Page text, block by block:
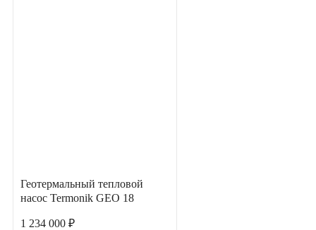
Геотермальный тепловой
насос Termonik GEO 18
1 234 000 ₽